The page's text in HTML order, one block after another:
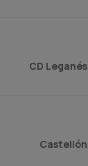
CD Leganés
Castellón